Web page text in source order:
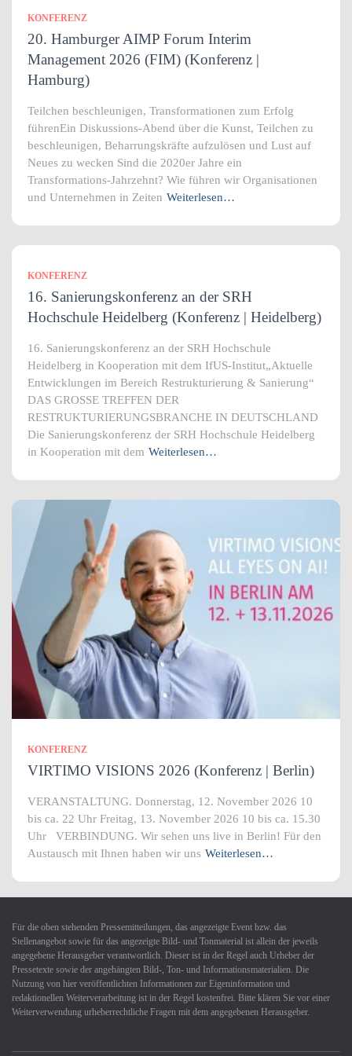
KONFERENZ
20. Hamburger AIMP Forum Interim
Management 2026 (FIM) (Konferenz |
Hamburg)
Teilchen beschleunigen, Transformationen zum Erfolg
führenEin Diskussions-Abend über die Kunst, Teilchen zu
beschleunigen, Beharrungskräfte aufzulösen und Lust auf
Neues zu wecken Sind die 2020er Jahre ein
Transformations-Jahrzehnt? Wie führen wir Organisationen
und Unternehmen in Zeiten Weiterlesen…
KONFERENZ
16. Sanierungskonferenz an der SRH
Hochschule Heidelberg (Konferenz | Heidelberg)
16. Sanierungskonferenz an der SRH Hochschule
Heidelberg in Kooperation mit dem IfUS-Institut„Aktuelle
Entwicklungen im Bereich Restrukturierung & Sanierung“
DAS GROSSE TREFFEN DER
RESTRUKTURIERUNGSBRANCHE IN DEUTSCHLAND
Die Sanierungskonferenz der SRH Hochschule Heidelberg
in Kooperation mit dem Weiterlesen…
KONFERENZ
VIRTIMO VISIONS 2026 (Konferenz | Berlin)
VERANSTALTUNG. Donnerstag, 12. November 2026 10
bis ca. 22 Uhr Freitag, 13. November 2026 10 bis ca. 15.30
Uhr VERBINDUNG. Wir sehen uns live in Berlin! Für den
Austausch mit Ihnen haben wir uns Weiterlesen…
Für die oben stehenden Pressemitteilungen, das angezeigte Event bzw. das
Stellenangebot sowie für das angezeigte Bild- und Tonmaterial ist allein der jeweils
angegebene Herausgeber verantwortlich. Dieser ist in der Regel auch Urheber der
Pressetexte sowie der angehängten Bild-, Ton- und Informationsmaterialien. Die
Nutzung von hier veröffentlichten Informationen zur Eigeninformation und
redaktionellen Weiterverarbeitung ist in der Regel kostenfrei. Bitte klären Sie vor einer
Weiterverwendung urheberrechtliche Fragen mit dem angegebenen Herausgeber.